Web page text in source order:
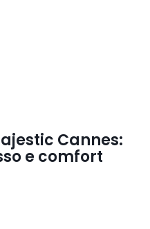
Cannes:
e comfort